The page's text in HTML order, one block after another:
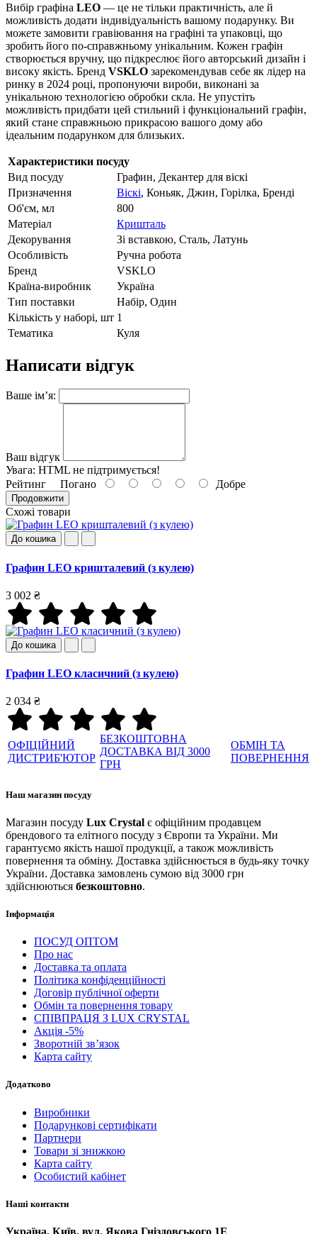
Вибір графіна LEO — це не тільки практичність, але й
можливість додати індивідуальність вашому подарунку. Ви
можете замовити гравіювання на графіні та упаковці, що
зробить його по-справжньому унікальним. Кожен графін
створюється вручну, що підкреслює його авторський дизайн і
високу якість. Бренд VSKLO зарекомендував себе як лідер на
ринку в 2024 році, пропонуючи вироби, виконані за
унікальною технологією обробки скла. Не упустіть
можливість придбати цей стильний і функціональний графін,
який стане справжньою прикрасою вашого дому або
ідеальним подарунком для близьких.
Характеристики посуду
Вид посуду
Графин, Декантер для віскі
Призначення
Віскі, Коньяк, Джин, Горілка, Бренді
Об'єм, мл
800
Матеріал
Кришталь
Декорування
Зі вставкою, Сталь, Латунь
Особливість
Ручна робота
Бренд
VSKLO
Країна-виробник
Україна
Тип поставки
Набір, Один
Кількість у наборі, шт 1
Тематика
Куля
Написати відгук
Ваше ім’я:
Ваш відгук
Увага: HTML не підтримується!
Рейтинг Погано Добре
Продовжити
Схожі товари
До кошика
Графин LEO кришталевий (з кулею)
3 002 ₴
До кошика
Графин LEO класичний (з кулею)
2 034 ₴
ОФІЦІЙНИЙ
ДИСТРИБ'ЮТОР
БЕЗКОШТОВНА
ДОСТАВКА ВІД 3000
ГРН
ОБМІН ТА
ПОВЕРНЕННЯ
Наш магазин посуду
Магазин посуду Lux Crystal є офіційним продавцем
брендового та елітного посуду з Європи та України. Ми
гарантуємо якість нашої продукції, а також можливість
повернення та обміну. Доставка здійснюється в будь-яку точку
України. Доставка замовлень сумою від 3000 грн
здійснюються безкоштовно.
Інформація
ПОСУД ОПТОМ
Про нас
Доставка та оплата
Політика конфіденційності
Договір публічної оферти
Обмін та повернення товару
СПІВПРАЦЯ З LUX CRYSTAL
Акція -5%
Зворотній зв’язок
Карта сайту
Додатково
Виробники
Подарункові сертифікати
Партнери
Товари зі знижкою
Карта сайту
Особистий кабінет
Наші контакти
Україна, Київ, вул. Якова Гніздовського 1Е